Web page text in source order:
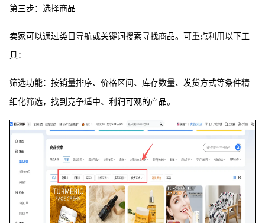
第三步：选择商品
卖家可以通过类目导航或关键词搜索寻找商品。可重点利用以下工
具：
筛选功能：按销量排序、价格区间、库存数量、发货方式等条件精
细化筛选，找到竞争适中、利润可观的产品。